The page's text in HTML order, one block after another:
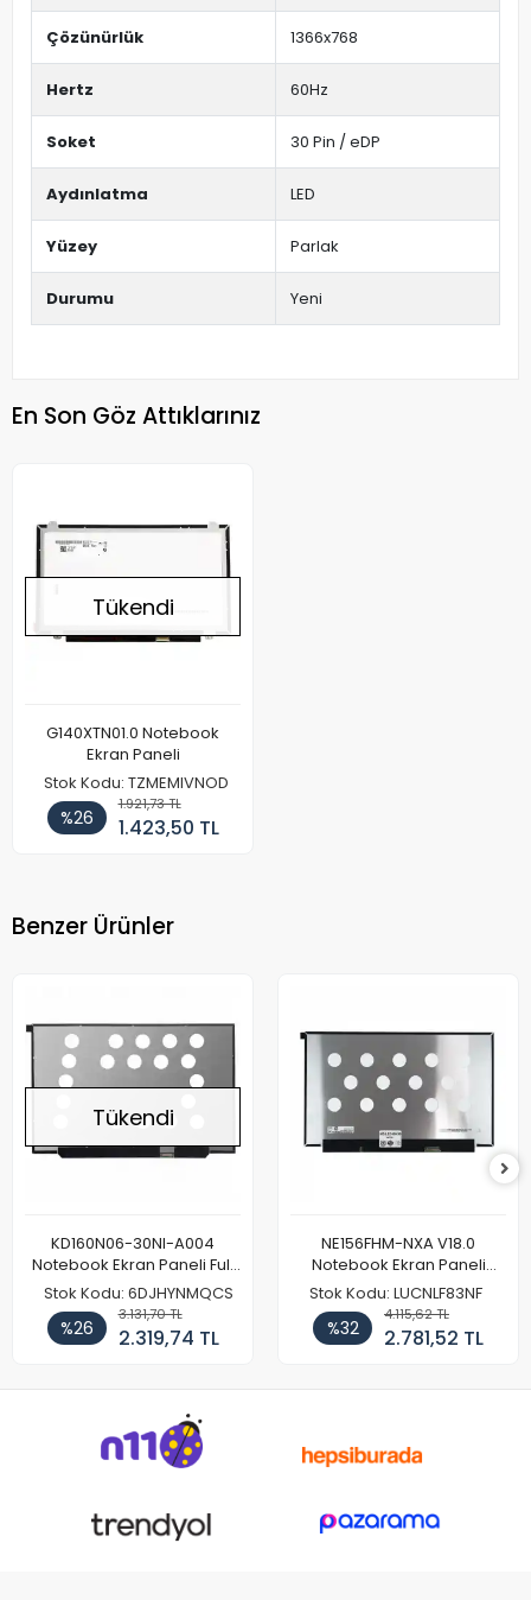
Çözünürlük 1366x768
Hertz 60Hz
Soket 30 Pin / eDP
Aydınlatma LED
Yüzey Parlak
Durumu Yeni
En Son Göz Attıklarınız
Tükendi
G140XTN01.0 Notebook
Ekran Paneli
Stok Kodu: TZMEMIVNOD
%26
1.921,73 TL
1.423,50 TL
Benzer Ürünler
Tükendi
KD160N06-30NI-A004
Notebook Ekran Paneli Full
HD
Stok Kodu: 6DJHYNMQCS
%26
3.131,70 TL
2.319,74 TL
NE156FHM-NXA V18.0
Notebook Ekran Paneli
144Hz
Stok Kodu: LUCNLF83NF
%32
4.115,62 TL
2.781,52 TL